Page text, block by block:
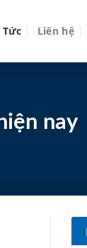
Tức Liên hệ
nay